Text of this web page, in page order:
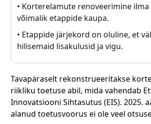
• Korterelamute renoveerimine
võimalik etappide kaupa.
• Etappide järjekord on oluline, et
hilisemaid lisakulusid ja vigu.
Tavapäraselt rekonstrueeritakse
riikliku toetuse abil, mida vahendab
Innovatsiooni Sihtasutus (EIS). 2025.
alanud toetusvoorus ei ole veel